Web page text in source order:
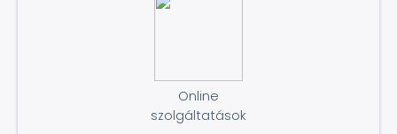
Online
szolgáltatások